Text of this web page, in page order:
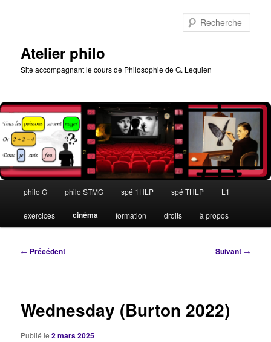
Atelier philo
Site accompagnant le cours de Philosophie de G. Lequien
principal
philo G philo STMG spé 1HLP spé THLP L1
exercices cinéma formation droits à propos
Navigation
← Précédent Suivant →
Wednesday (Burton 2022)
Publié le2 mars 2025